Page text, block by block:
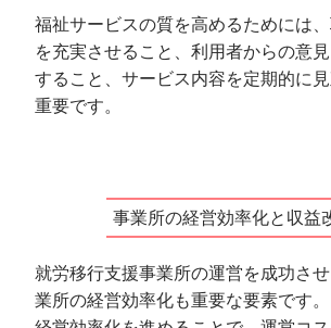
福祉サービスの質を高めるためには
を充実させること、利用者からの意
すること、サービス内容を定期的に
重要です。
事業所の経営効率化と収益
就労移行支援事業所の運営を成功さ
業所の経営効率化も重要な要素です。